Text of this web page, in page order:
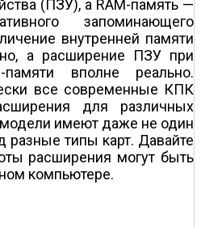
(ПЗУ), а RAM-память —
запоминающего
внутренней памяти
а расширение ПЗУ при
вполне реально.
все современные КПК
для различных
модели имеют даже не один
разные типы карт. Давайте
расширения могут быть
компьютере.